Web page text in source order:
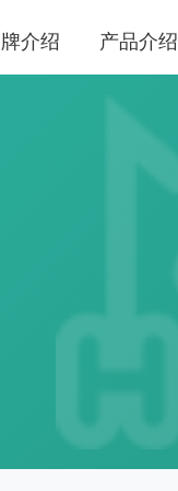
介绍 产品介绍